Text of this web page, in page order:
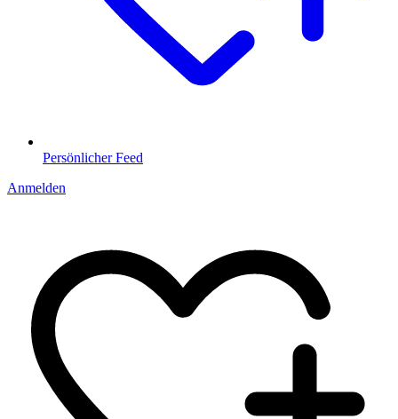
Persönlicher Feed
Anmelden